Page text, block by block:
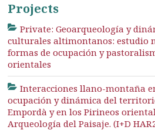
Projects
Private: Geoarqueología y
culturales altimontanos: estudio
formas de ocupación y
orientales
Interacciones llano-montaña
ocupación y dinámica del
Empordà y en los Pirineos
Arqueología del Paisaje. (I+D